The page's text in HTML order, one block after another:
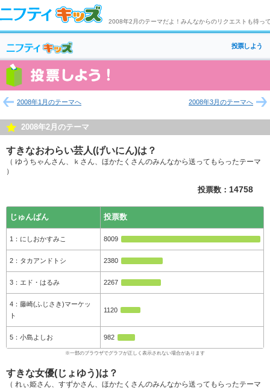
2008年2月のテーマだよ！みんなからのリクエストも待っ
投票しよう
2008年1月のテーマへ 2008年3月のテーマへ
2008年2月のテーマ
すきなおわらい芸人(げいにん)は？
（ ゆうちゃんさん、ｋさん、ほかたくさんのみんなから送ってもらったテーマ
）
投票数： 14758
じゅんばん 投票数
にしおかすみこ 8009
タカアンドトシ 2380
エド・はるみ 2267
藤崎(ふじさき)マーケッ
ト
1120
小島よしお 982
すきな女優(じょゆう)は？
（ れぃ姫さん、すずかさん、ほかたくさんのみんなから送ってもらったテーマ